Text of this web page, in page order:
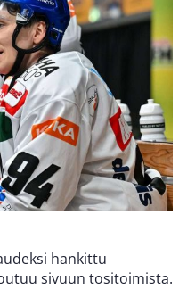
hankittu
sivuun tositoimista.